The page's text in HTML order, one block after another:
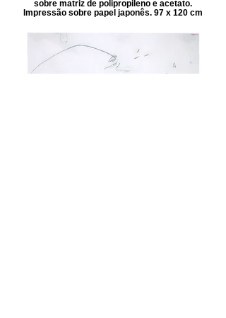
sobre matriz de polipropileno e acetato.
Impressão sobre papel japonês. 97 x 120 cm